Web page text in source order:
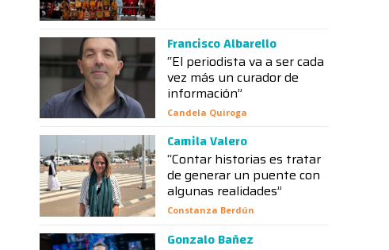
Francisco Albarello
“El periodista va a ser cada
vez más un curador de
información”
Candela Quiroga
Camila Valero
“Contar historias es tratar
de generar un puente con
algunas realidades”
Constanza Berdún
Gonzalo Bañez